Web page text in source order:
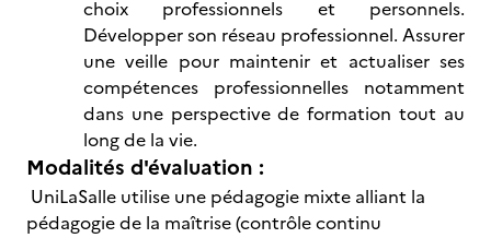
choix professionnels et personnels.
Développer son réseau professionnel. Assurer
une veille pour maintenir et actualiser ses
compétences professionnelles notamment
dans une perspective de formation tout au
long de la vie.
Modalités d'évaluation :
UniLaSalle utilise une pédagogie mixte alliant la
pédagogie de la maîtrise (contrôle continu